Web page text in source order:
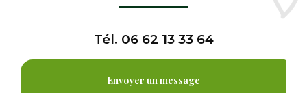
Tél. 06 62 13 33 64
Envoyer un message